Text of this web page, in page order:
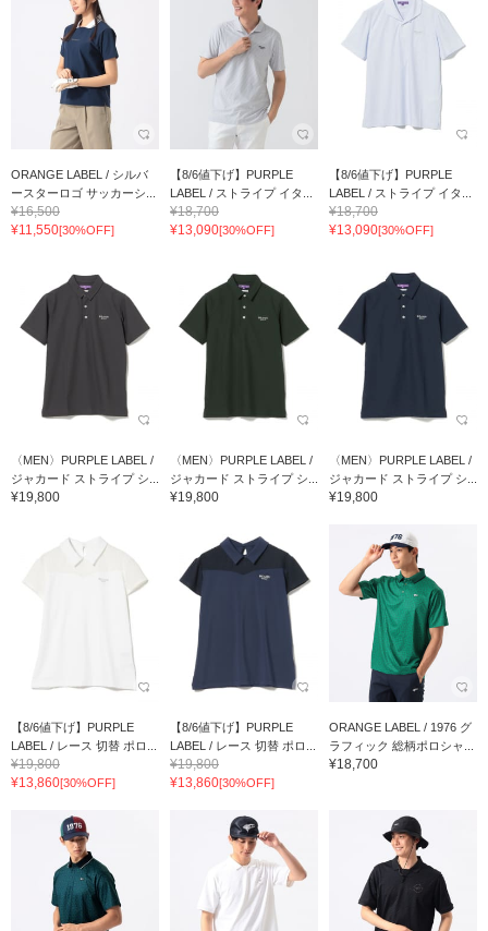
ORANGE LABEL / シルバ
ースターロゴ サッカーシ...
¥16,500
¥11,550[30%OFF]
【8/6値下げ】PURPLE
LABEL / ストライプ イタ...
¥18,700
¥13,090[30%OFF]
【8/6値下げ】PURPLE
LABEL / ストライプ イタ...
¥18,700
¥13,090[30%OFF]
〈MEN〉PURPLE LABEL /
ジャカード ストライプ シ...
¥19,800
〈MEN〉PURPLE LABEL /
ジャカード ストライプ シ...
¥19,800
〈MEN〉PURPLE LABEL /
ジャカード ストライプ シ...
¥19,800
【8/6値下げ】PURPLE
LABEL / レース 切替 ポロ...
¥19,800
¥13,860[30%OFF]
【8/6値下げ】PURPLE
LABEL / レース 切替 ポロ...
¥19,800
¥13,860[30%OFF]
ORANGE LABEL / 1976 グ
ラフィック 総柄ポロシャ...
¥18,700